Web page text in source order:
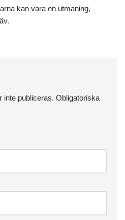
kan vara en utmaning,
inte publiceras. Obligatoriska